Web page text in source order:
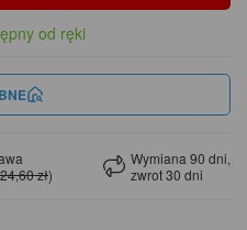
od ręki
24,60 zł)
Wymiana 90 dni,
zwrot 30 dni